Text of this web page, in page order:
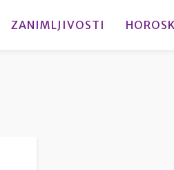
ZANIMLJIVOSTI